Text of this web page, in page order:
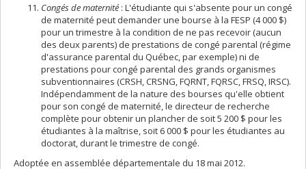
Congés de maternité : L'étudiante qui s'absente pour un congé
de maternité peut demander une bourse à la FESP (4 000 $)
pour un trimestre à la condition de ne pas recevoir (aucun
des deux parents) de prestations de congé parental (régime
d'assurance parental du Québec, par exemple) ni de
prestations pour congé parental des grands organismes
subventionnaires (CRSH, CRSNG, FQRNT, FQRSC, FRSQ, IRSC).
Indépendamment de la nature des bourses qu'elle obtient
pour son congé de maternité, le directeur de recherche
complète pour obtenir un plancher de soit 5 200 $ pour les
étudiantes à la maîtrise, soit 6 000 $ pour les étudiantes au
doctorat, durant le trimestre de congé.
Adoptée en assemblée départementale du 18 mai 2012.